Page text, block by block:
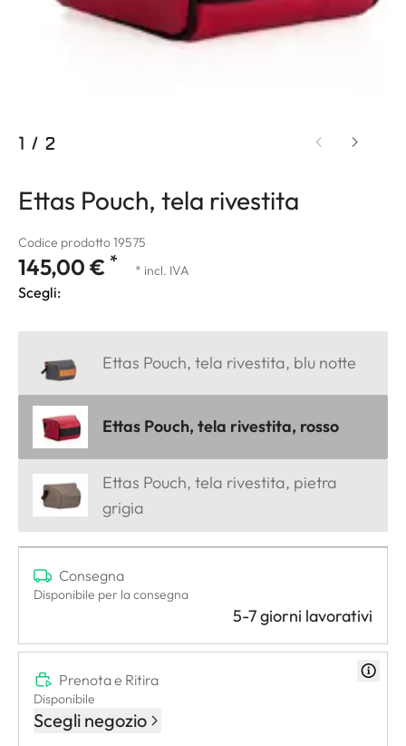
1 / 2
Ettas Pouch, tela rivestita
Codice prodotto 19575
145,00 € * * incl. IVA
Scegli:
Ettas Pouch, tela rivestita, blu notte
Ettas Pouch, tela rivestita, rosso
Ettas Pouch, tela rivestita, pietra
grigia
Consegna
Disponibile per la consegna
5-7 giorni lavorativi
Prenota e Ritira
Disponibile
Scegli negozio